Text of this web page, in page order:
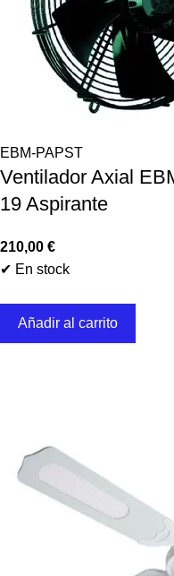
EBM-PAPST
Ventilador Axial
19 Aspirante
210,00 €
✔ En stock
Añadir al carrito